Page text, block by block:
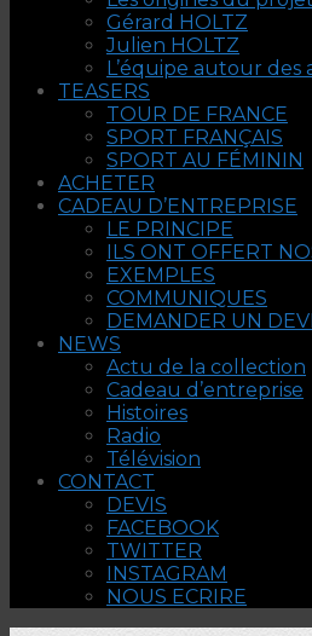
Gérard HOLTZ
Julien HOLTZ
L’équipe autour des
TEASERS
TOUR DE FRANCE
SPORT FRANÇAIS
SPORT AU FÉMININ
ACHETER
CADEAU D’ENTREPRISE
LE PRINCIPE
ILS ONT OFFERT
EXEMPLES
COMMUNIQUES
DEMANDER UN
NEWS
Actu de la collection
Cadeau d’entreprise
Histoires
Radio
Télévision
CONTACT
DEVIS
FACEBOOK
TWITTER
INSTAGRAM
NOUS ECRIRE